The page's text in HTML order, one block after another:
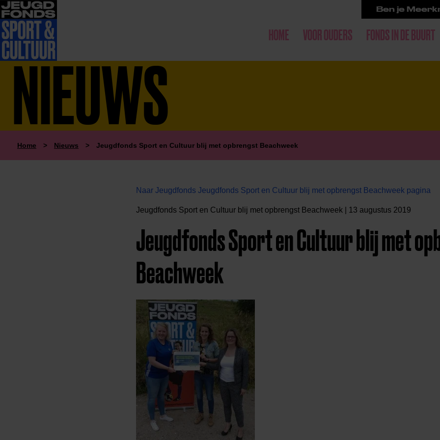
Ben je
HOME VOOR OUDERS FONDS IN DE BUURT
NIEUWS
Home > Nieuws > Jeugdfonds Sport en Cultuur blij met opbrengst Beachweek
Naar Jeugdfonds Jeugdfonds Sport en Cultuur blij met opbrengst Beachweek pagina
Jeugdfonds Sport en Cultuur blij met opbrengst Beachweek | 13 augustus 2019
Jeugdfonds Sport en Cultuur blij met
Beachweek